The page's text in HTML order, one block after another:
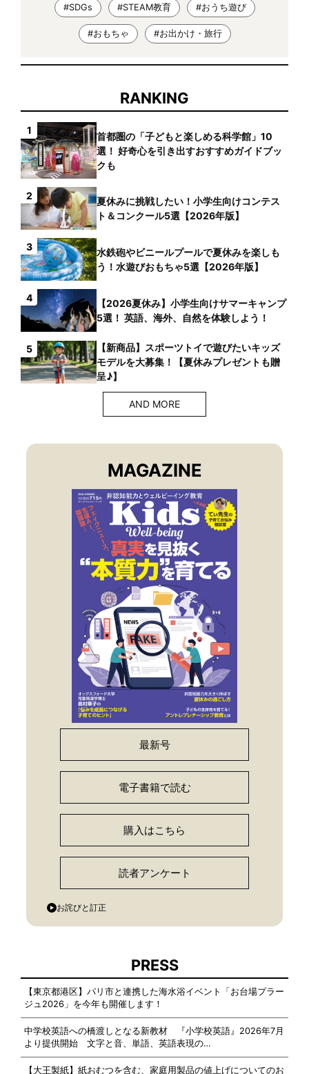
#SDGs #STEAM教育 #おうち遊び
#おもちゃ #お出かけ・旅行
RANKING
1
首都圏の「子どもと楽しめる科学館」10
選！ 好奇心を引き出すおすすめガイドブッ
クも
2
夏休みに挑戦したい！小学生向けコンテス
ト＆コンクール5選【2026年版】
3
水鉄砲やビニールプールで夏休みを楽しも
う！水遊びおもちゃ5選【2026年版】
4
【2026夏休み】小学生向けサマーキャンプ
5選！ 英語、海外、自然を体験しよう！
5
【新商品】スポーツトイで遊びたいキッズ
モデルを大募集！【夏休みプレゼントも贈
呈♪】
AND MORE
MAGAZINE
最新号
電子書籍で読む
購入はこちら
読者アンケート
お詫びと訂正
PRESS
【東京都港区】パリ市と連携した海水浴イベント「お台場プラー
ジュ2026」を今年も開催します！
中学校英語への橋渡しとなる新教材 『小学校英語』2026年7月
より提供開始 文字と音、単語、英語表現の…
【大王製紙】紙おむつを含む、家庭用製品の値上げについてのお